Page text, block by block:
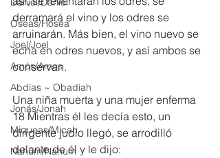
Oseas/Hosea
Joel/Joel
Amós/Amos
Abdías ~ Obadiah
Jonás/Jonah
Miqueas/Micah
Nahúm/Nahum
derramará el vino y los odres se
arruinarán. Más bien, el vino nuevo se
echa en odres nuevos, y así ambos se
conservan.
Una niña muerta y una mujer enferma
18 Mientras él les decía esto, un
dirigente judío llegó, se arrodilló
delante de él y le dijo: